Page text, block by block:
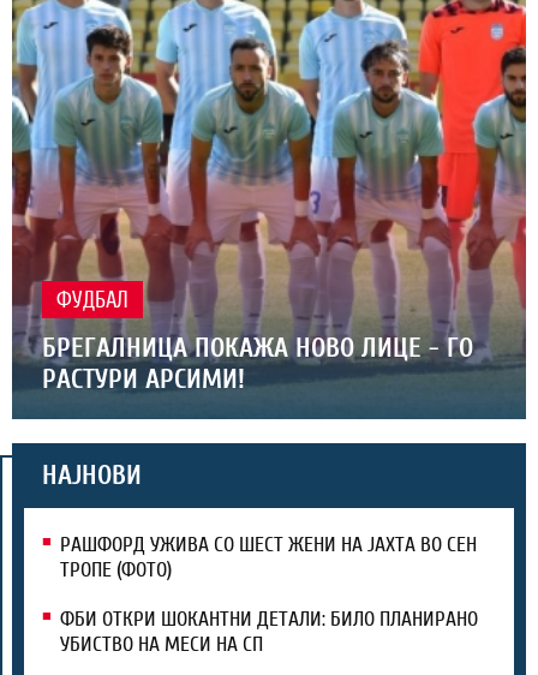
ФУДБАЛ
БРЕГАЛНИЦА ПОКАЖА НОВО ЛИЦЕ - ГО
РАСТУРИ АРСИМИ!
НАЈНОВИ
РАШФОРД УЖИВА СО ШЕСТ ЖЕНИ НА ЈАХТА ВО СЕН
ТРОПЕ (ФОТО)
ФБИ ОТКРИ ШОКАНТНИ ДЕТАЛИ: БИЛО ПЛАНИРАНО
УБИСТВО НА МЕСИ НА СП